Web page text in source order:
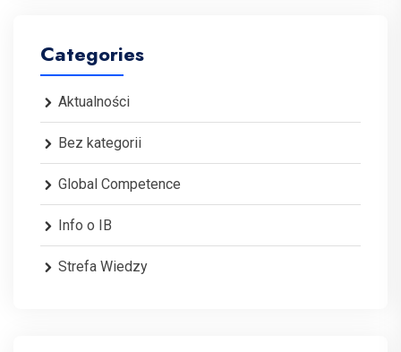
Categories
Aktualności
Bez kategorii
Global Competence
Info o IB
Strefa Wiedzy